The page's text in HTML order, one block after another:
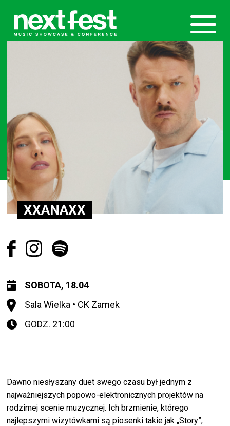
XXANAXX
SOBOTA, 18.04
Sala Wielka • CK Zamek
GODZ. 21:00
Dawno niesłyszany duet swego czasu był jednym z
najważniejszych popowo-elektronicznych projektów na
rodzimej scenie muzycznej. Ich brzmienie, którego
najlepszymi wizytówkami są piosenki takie jak „Story”,